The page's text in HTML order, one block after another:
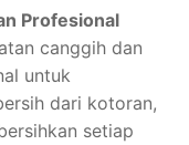
Profesional
canggih dan
untuk
dari kotoran,
setiap